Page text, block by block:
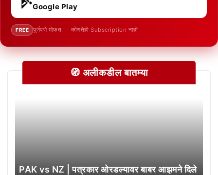
Google Play
FREE पूर्णपणे मोफत — कोणतेही Subscription नाही
🧭 अलीकडील बातम्या
PAK vs NZ | पत्रकार ओरडल्यावर बाबर आझमने दिले